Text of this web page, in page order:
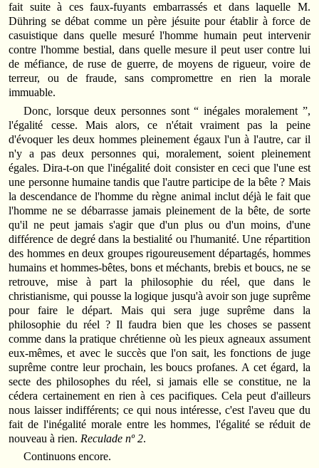
fait suite à ces faux-fuyants embarrassés et dans laquelle M.
Dühring se débat comme un père jésuite pour établir à force de
casuistique dans quelle mesuré l'homme humain peut intervenir
contre l'homme bestial, dans quelle mesure il peut user contre lui
de méfiance, de ruse de guerre, de moyens de rigueur, voire de
terreur, ou de fraude, sans compromettre en rien la morale
immuable.
Donc, lorsque deux personnes sont “ inégales moralement ”,
l'égalité cesse. Mais alors, ce n'était vraiment pas la peine
d'évoquer les deux hommes pleinement égaux l'un à l'autre, car il
n'y a pas deux personnes qui, moralement, soient pleinement
égales. Dira-t-on que l'inégalité doit consister en ceci que l'une est
une personne humaine tandis que l'autre participe de la bête ? Mais
la descendance de l'homme du règne animal inclut déjà le fait que
l'homme ne se débarrasse jamais pleinement de la bête, de sorte
qu'il ne peut jamais s'agir que d'un plus ou d'un moins, d'une
différence de degré dans la bestialité ou l'humanité. Une répartition
des hommes en deux groupes rigoureusement départagés, hommes
humains et hommes-bêtes, bons et méchants, brebis et boucs, ne se
retrouve, mise à part la philosophie du réel, que dans le
christianisme, qui pousse la logique jusqu'à avoir son juge suprême
pour faire le départ. Mais qui sera juge suprême dans la
philosophie du réel ? Il faudra bien que les choses se passent
comme dans la pratique chrétienne où les pieux agneaux assument
eux-mêmes, et avec le succès que l'on sait, les fonctions de juge
suprême contre leur prochain, les boucs profanes. A cet égard, la
secte des philosophes du réel, si jamais elle se constitue, ne la
cédera certainement en rien à ces pacifiques. Cela peut d'ailleurs
nous laisser indifférents; ce qui nous intéresse, c'est l'aveu que du
fait de l'inégalité morale entre les hommes, l'égalité se réduit de
nouveau à rien. Reculade nº 2.
Continuons encore.